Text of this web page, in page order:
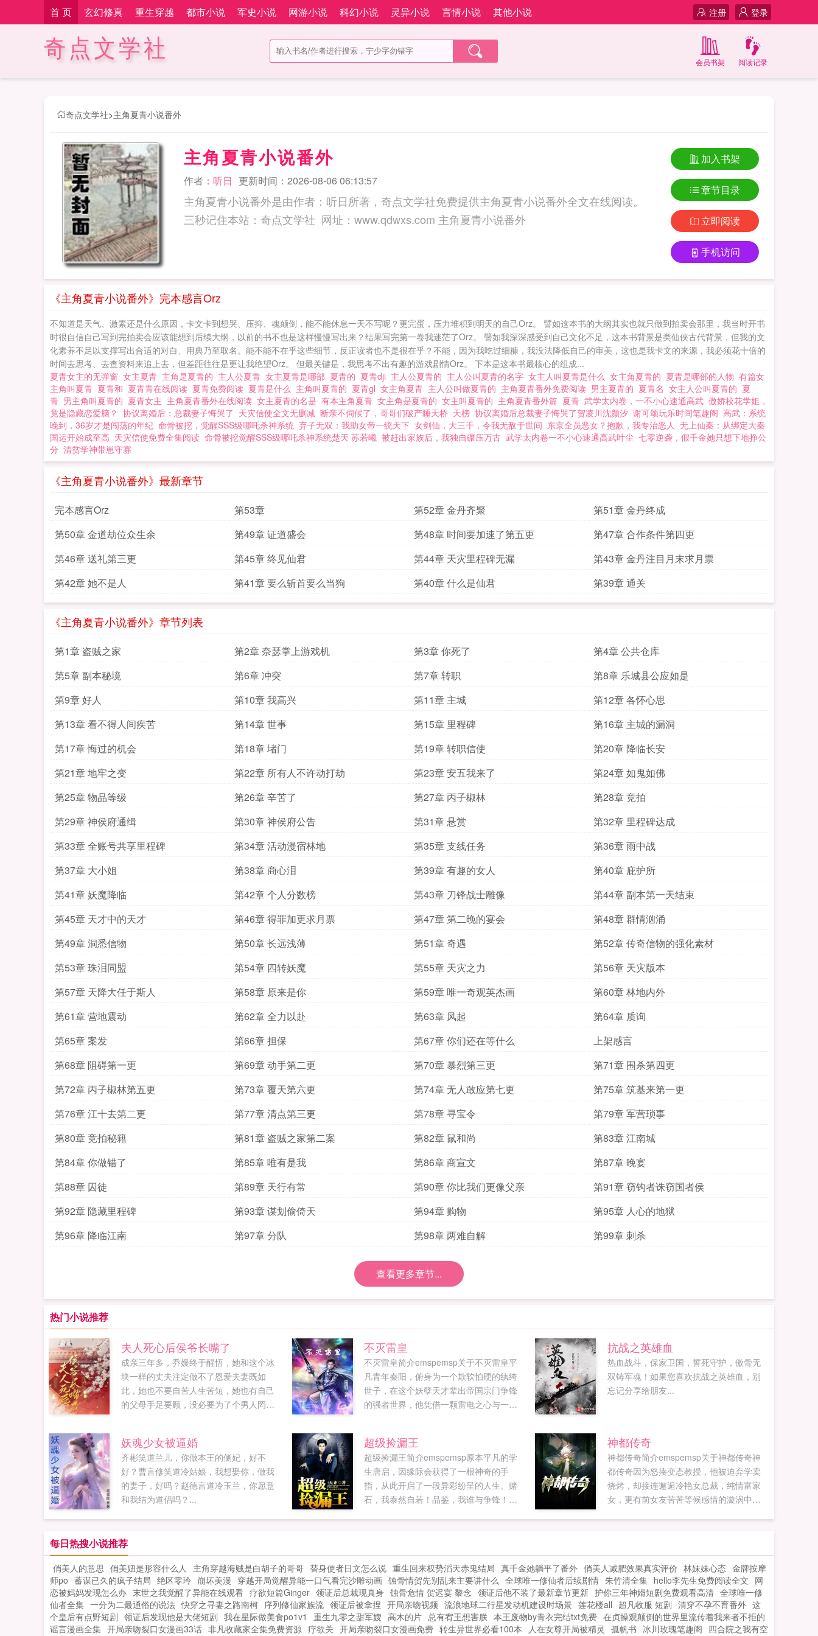
首 页 玄幻修真 重生穿越 都市小说 军史小说 网游小说 科幻小说 灵异小说 言情小说 其他小说 登录
注册
奇点文学社 阅读记录
会员书架
奇点文学社>主角夏青小说番外
主角夏青小说番外
作者： 听日 更新时间：2026-08-06 06:13:57
主角夏青小说番外是由作者：听日所著，奇点文学社免费提供主角夏青小说番外全文在线阅读。
三秒记住本站：奇点文学社 网址：www.qdwxs.com 主角夏青小说番外
加入书架
章节目录
立即阅读
手机访问
《主角夏青小说番外》完本感言Orz
不知道是天气、激素还是什么原因，卡文卡到想哭、压抑、魂颠倒，能不能休息一天不写呢？更完蛋，压力堆积到明天的自己Orz。 譬如这本书的大纲其实也就只做到拍卖会那里，我当时开书
时很自信自己写到完拍卖会应该能想到后续大纲，以前的书不也是这样慢慢写出来？结果写完第一卷我迷茫了Orz。 譬如我深深感受到自己文化不足，这本书背景是类仙侠古代背景，但我的文
化素养不足以支撑写出合适的对白、用典乃至取名。能不能不在乎这些细节，反正读者也不是很在乎？不能，因为我吃过细糠，我没法降低自己的审美，这也是我卡文的来源，我必须花十倍的
时间去思考、去查资料来追上去，但差距往往是更让我绝望Orz。 但最关键是，我思考不出有趣的游戏剧情Orz。 下本是这本书最核心的组成...
夏青女主的无弹窗 女主夏青 主角是夏青的 主人公夏青 女主夏青是哪部 夏青的 夏青dji 主人公夏青的 主人公叫夏青的名字 女主人叫夏青是什么 女主角夏青的 夏青是哪部的人物 有篇女
主角叫夏青 夏青和 夏青青在线阅读 夏青免费阅读 夏青是什么 主角叫夏青的 夏青gl 女主角夏青 主人公叫做夏青的 主角夏青番外免费阅读 男主夏青的 夏青名 女主人公叫夏青的 夏
青 男主角叫夏青的 夏青女主 主角夏青番外在线阅读 女主夏青的名是 有本主角夏青 女主角是夏青的 女主叫夏青的 主角夏青番外篇 夏青 武学太内卷，一不小心速通高武 傲娇校花学姐，
竟是隐藏恋爱脑？ 协议离婚后：总裁妻子悔哭了 天灾信使全文无删减 断亲不伺候了，哥哥们破产睡天桥 天榜 协议离婚后总裁妻子悔哭了贺凌川沈颜汐 谢可颂玩乐时间笔趣阁 高武：系统
晚到，36岁才是闯荡的年纪 命骨被挖，觉醒SSS级哪吒杀神系统 弃子无双：我助女帝一统天下 女剑仙，大三千，令我无敌于世间 东京全员恶女？抱歉，我专治恶人 无上仙秦：从绑定大秦
国运开始成至高 天灾信使免费全集阅读 命骨被挖觉醒SSS级哪吒杀神系统楚天 苏若曦 被赶出家族后，我独自碾压万古 武学太内卷一不小心速通高武叶尘 七零逆袭，假千金她只想下地挣公
分 清贫学神带崽守寡
《主角夏青小说番外》最新章节
完本感言Orz 第53章 第52章 金丹齐聚
第51章 金丹终成
第50章 金道劫位众生余
第49章 证道盛会 第48章 时间要加速了第五更
第47章 合作条件第四更
第46章 送礼第三更
第45章 终见仙君 第44章 天灾里程碑无漏
第43章 金丹注目月末求月票
第42章 她不是人
第41章 要么斩首要么当狗 第40章 什么是仙君 第39章 通关
《主角夏青小说番外》章节列表
第1章 盗贼之家 第2章 奈瑟掌上游戏机 第3章 你死了
第4章 公共仓库
第5章 副本秘境
第6章 冲突 第7章 转职
第8章 乐城县公应如是
第9章 好人
第10章 我高兴 第11章 主城
第12章 各怀心思
第13章 看不得人间疾苦
第14章 世事 第15章 里程碑
第16章 主城的漏洞
第17章 悔过的机会
第18章 堵门 第19章 转职信使
第20章 降临长安
第21章 地牢之变
第22章 所有人不许动打劫 第23章 安五我来了
第24章 如鬼如佛
第25章 物品等级
第26章 辛苦了 第27章 丙子椒林
第28章 竞拍
第29章 神侯府通缉
第30章 神侯府公告 第31章 悬赏
第32章 里程碑达成
第33章 全账号共享里程碑
第34章 活动漫宿林地 第35章 支线任务
第36章 雨中战
第37章 大小姐
第38章 商心泪 第39章 有趣的女人
第40章 庇护所
第41章 妖魔降临
第42章 个人分数榜 第43章 刀锋战士雕像
第44章 副本第一天结束
第45章 天才中的天才
第46章 得罪加更求月票 第47章 第二晚的宴会
第48章 群情汹涌
第49章 洞悉信物
第50章 长远浅薄 第51章 奇遇
第52章 传奇信物的强化素材
第53章 珠泪同盟
第54章 四转妖魔 第55章 天灾之力
第56章 天灾版本
第57章 天降大任于斯人
第58章 原来是你 第59章 唯一奇观英杰画
第60章 林地内外
第61章 营地震动
第62章 全力以赴 第63章 风起
第64章 质询
第65章 案发
第66章 担保 第67章 你们还在等什么
上架感言
第68章 阻碍第一更
第69章 动手第二更 第70章 暴烈第三更
第71章 围杀第四更
第72章 丙子椒林第五更
第73章 覆天第六更 第74章 无人敢应第七更
第75章 筑基来第一更
第76章 江十去第二更
第77章 清点第三更 第78章 寻宝令
第79章 军营琐事
第80章 竞拍秘籍
第81章 盗贼之家第二案 第82章 鼠和尚
第83章 江南城
第84章 你做错了
第85章 唯有是我 第86章 商宣文
第87章 晚宴
第88章 囚徒
第89章 天行有常 第90章 你比我们更像父亲
第91章 窃钩者诛窃国者侯
第92章 隐藏里程碑
第93章 谋划偷倚天 第94章 购物
第95章 人心的地狱
第96章 降临江南
第97章 分队 第98章 两难自解 第99章 刺杀
查看更多章节...
热门小说推荐
夫人死心后侯爷长嘴了
成亲三年多，乔嫚终于醒悟，她和这个冰
块一样的丈夫注定做不了恩爱夫妻既如
此，她也不要自苦人生苦短，她也有自己
的父母手足要顾，没必要为了个男人罔顾
至，事事上心。可忽然有一天，妻子变
了，不对他撒娇了，不冲他甜甜地笑了，
也不给他做点心送吃食了。男人...
不灭雷皇
不灭雷皇简介emspemsp关于不灭雷皇平
凡青年秦阳，俯身为一个欺软怕硬的纨绔
世子，在这个妖孽天才辈出帝国宗门争锋
的强者世界，他凭借一颗雷电之心与一套
最强...
抗战之英雄血
热血战斗，保家卫国，誓死守护，傲骨无
双铸军魂！如果您喜欢抗战之英雄血，别
忘记分享给朋友...
妖魂少女被逼婚
齐彬笑道兰儿，你做本王的侧妃，好不
好？曹言修笑道冷姑娘，我想娶你，做我
的妻子，好吗？赵德言道冷玉兰，你愿意
和我结为道侣吗？...
超级捡漏王
超级捡漏王简介emspemsp原本平凡的学
生唐启，因缘际会获得了一根神奇的手
指，从此开启了一段异彩纷呈的人生。赌
石，我泰然自若！品鉴，我谁与争锋！财
神都传奇
神都传奇简介emspemsp关于神都传奇神
都传奇因为怒揍变态教授，他被迫弃学卖
烧烤，却接连邂逅冷艳女总裁，纯情富家
女，更有前女友苦苦等候感情的漩涡中，
每日热搜小说推荐
俏美人的意思 俏美妞是形容什么人 主角穿越海贼是白胡子的哥哥 替身使者日文怎么说 重生回来权势滔天赤鬼结局 真千金她躺平了番外 俏美人减肥效果真实评价 林妹妹心态 金牌按摩
师po 蓄谋已久的疯子结局 绝区零玪 崩坏美漫 穿越开局觉醒异能一口气看完沙雕动画 蚀骨情贺先别乱来主要讲什么 全球唯一修仙者后续剧情 朱竹清全集 hello李先生免费阅读全文 网
恋被妈妈发现怎么办 末世之我觉醒了异能在线观看 疗欲短篇Ginger 领证后总裁现真身 蚀骨危情 贺迟宴 黎念 领证后他不装了最新章节更新 护你三年神婿短剧免费观看高清 全球唯一修
仙者全集 一分为二最通俗的说法 快穿之寻妻之路南柯 序列修仙家族流 领证后被拿捏 开局亲吻视频 流浪地球二行星发动机建设时场景 莲花楼all 超凡收服 短剧 清穿不孕不育番外 这
个皇后有点野短剧 领证后发现他是大佬短剧 我在星际做美食po1v1 重生九零之甜军嫂 高木的片 总有宥王想害朕 本王废物by青衣完结txt免费 在贞操观颠倒的世界里流传着我来者不拒的
谣言漫画全集 开局亲吻裂口女漫画33话 非凡收藏家全集免费资源 疗欲关 开局亲吻裂口女漫画免费 转生异世界必看100本 人在女尊开局被精灵 孤帆书 冰川玫瑰笔趣阁 四合院之我有空